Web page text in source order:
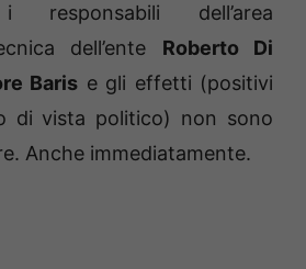
responsabili dell’area
dell’ente Roberto Di
Baris e gli effetti (positivi
di vista politico) non sono
Anche immediatamente.